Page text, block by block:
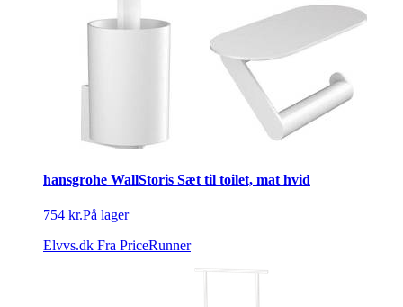
hansgrohe WallStoris Sæt til toilet, mat hvid
754 kr.På lager
Elvvs.dk Fra PriceRunner